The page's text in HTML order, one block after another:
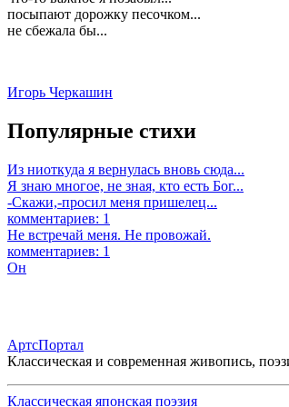
посыпают дорожку песочком...
не сбежала бы...
Игорь Черкашин
Популярные стихи
Из ниоткуда я вернулась вновь сюда...
Я знаю многое, не зная, кто есть Бог...
-Скажи,-просил меня пришелец...
комментариев: 1
Не встречай меня. Не провожай.
комментариев: 1
Он
АртсПортал
Классическая и современная живопись,
Классическая японская поэзия